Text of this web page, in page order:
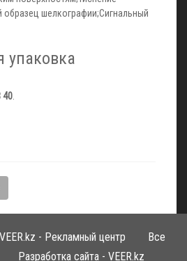
образец шелкографии;Сигнальный
упаковка
40
VEER.kz - Рекламный центр Все
Разработка сайта - VEER.kz